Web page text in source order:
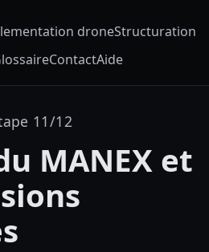
droneStructuration
ContactAide
11/12
MANEX et